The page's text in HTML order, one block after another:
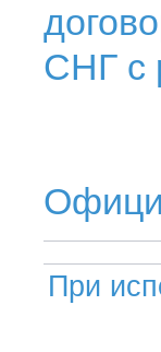
СНГ с
При